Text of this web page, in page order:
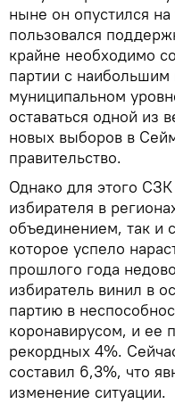
ныне он опустился
пользовался
крайне необходимо
партии с наибольшим
муниципальном
оставаться одной из
новых выборов в
правительство.
Однако для этого
избирателя в
объединением, так и
которое успело
прошлого года
избиратель винил в
партию в
коронавирусом, и ее
рекордных 4%.
составил 6,3%, что
изменение ситуации.